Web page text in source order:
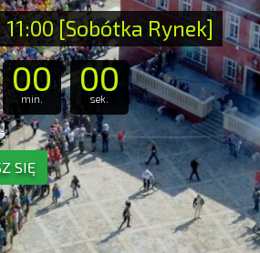
[Sobótka Rynek]
00
min.
00
sek.
SIĘ